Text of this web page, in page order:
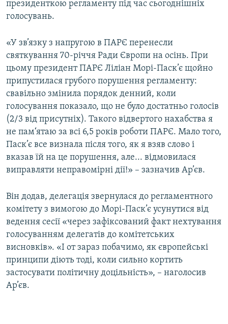
президенткою регламенту під час сьогоднішніх
голосувань.
«У зв’язку з напругою в ПАРЄ перенесли
святкування 70-річчя Ради Європи на осінь. При
цьому президент ПАРЄ Ліліан Морі-Паск’є щойно
припустилася грубого порушення регламенту:
свавільно змінила порядок денний, коли
голосування показало, що не було достатньо голосів
(2/3 від присутніх). Такого відвертого нахабства я
не пам‘ятаю за всі 6,5 років роботи ПАРЄ. Мало того,
Паск’є все визнала після того, як я взяв слово і
вказав їй на це порушення, але... відмовилася
виправляти неправомірні дії!» – зазначив Ар’єв.
Він додав, делегація звернулася до регламентного
комітету з вимогою до Морі-Паск’є усунутися від
ведення сесії «через зафіксований факт нехтування
голосуванням делегатів до комітетських
висновків». «І от зараз побачимо, як європейські
принципи діють тоді, коли сильно кортить
застосувати політичну доцільність», – наголосив
Ар’єв.